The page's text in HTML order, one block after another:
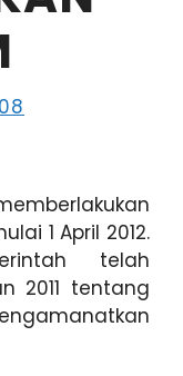
1 April 2012.
telah
2011 tentang